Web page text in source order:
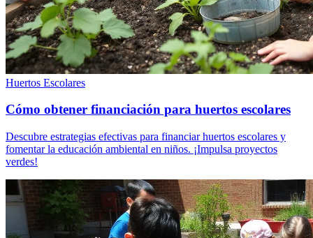
Huertos Escolares
Cómo obtener financiación para huertos escolares
Descubre estrategias efectivas para financiar huertos escolares y
fomentar la educación ambiental en niños. ¡Impulsa proyectos
verdes!